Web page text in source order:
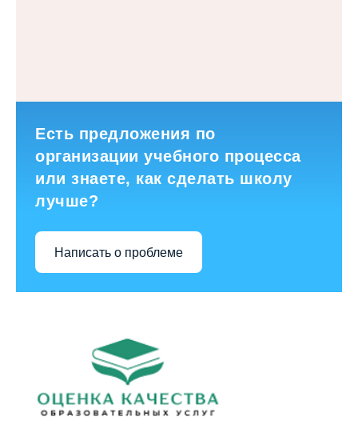
Есть предложения по
организации учебного процесса
или знаете, как сделать школу
лучше?
Написать о проблеме